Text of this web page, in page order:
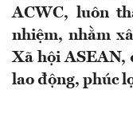
ACWC, luôn
nhiệm, nhằm
Xã hội ASEAN,
lao động, phúc